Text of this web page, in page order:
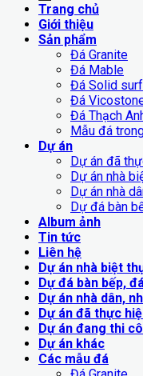
Trang chủ
Giới thiệu
Sản phẩm
Đá Granite
Đá Mable
Đá Solid
Đá
Đá Thạch
Mẫu đá
Dự án
Dự án đã
Dự án nhà
Dự án nhà
Dự đá bàn
Album ảnh
Tin tức
Liên hệ
Dự án nhà biệt
Dự đá bàn bếp,
Dự án nhà dân,
Dự án đã thực
Dự án đang thi
Dự án khác
Các mẫu đá